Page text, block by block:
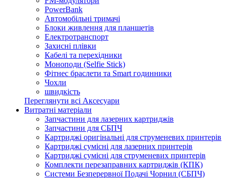
PowerBank
Автомобільні тримачі
Блоки живлення для планшетів
Електротранспорт
Захисні плівки
Кабелі та перехідники
Моноподи (Selfie Stick)
Фітнес браслети та Smart годинники
Чохли
швидкість
Переглянути всі Аксесуари
Витратні матеріали
Запчастини для лазерних картриджів
Запчастини для СБПЧ
Картриджі оригінальні для струменевих принтерів
Картриджі сумісні для лазерних принтерів
Картриджі сумісні для струменевих принтерів
Комплекти перезаправних картриджів (КПК)
Системи Безперервної Подачі Чорнил (СБПЧ)